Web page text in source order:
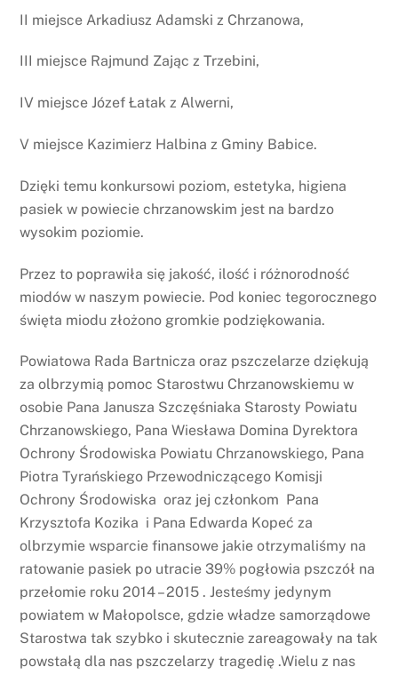
II miejsce Arkadiusz Adamski z Chrzanowa,
III miejsce Rajmund Zając z Trzebini,
IV miejsce Józef Łatak z Alwerni,
V miejsce Kazimierz Halbina z Gminy Babice.
Dzięki temu konkursowi poziom, estetyka, higiena
pasiek w powiecie chrzanowskim jest na bardzo
wysokim poziomie.
Przez to poprawiła się jakość, ilość i różnorodność
miodów w naszym powiecie. Pod koniec tegorocznego
święta miodu złożono gromkie podziękowania.
Powiatowa Rada Bartnicza oraz pszczelarze dziękują
za olbrzymią pomoc Starostwu Chrzanowskiemu w
osobie Pana Janusza Szczęśniaka Starosty Powiatu
Chrzanowskiego, Pana Wiesława Domina Dyrektora
Ochrony Środowiska Powiatu Chrzanowskiego, Pana
Piotra Tyrańskiego Przewodniczącego Komisji
Ochrony Środowiska oraz jej członkom Pana
Krzysztofa Kozika i Pana Edwarda Kopeć za
olbrzymie wsparcie finansowe jakie otrzymaliśmy na
ratowanie pasiek po utracie 39% pogłowia pszczół na
przełomie roku 2014 – 2015 . Jesteśmy jedynym
powiatem w Małopolsce, gdzie władze samorządowe
Starostwa tak szybko i skutecznie zareagowały na tak
powstałą dla nas pszczelarzy tragedię .Wielu z nas